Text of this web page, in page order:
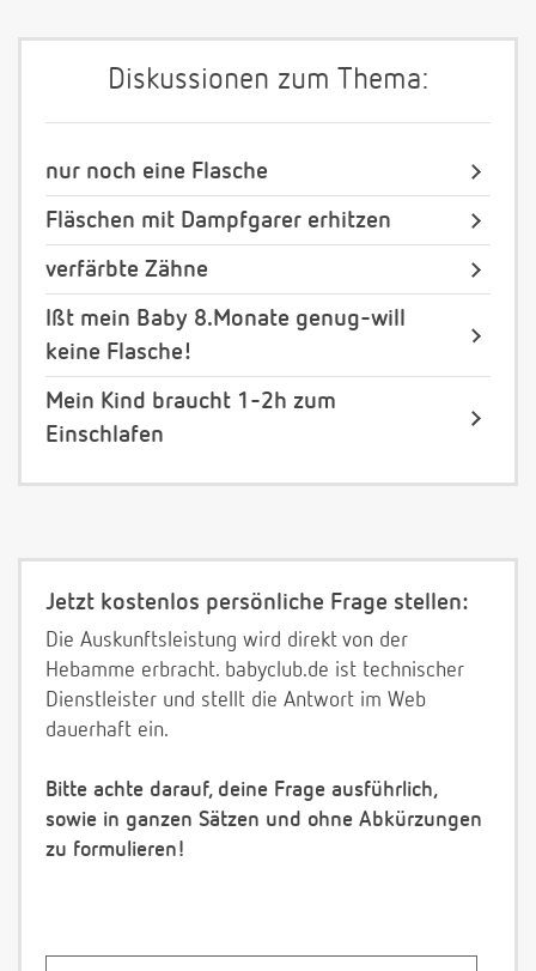
Diskussionen zum Thema:
nur noch eine Flasche
Fläschen mit Dampfgarer erhitzen
verfärbte Zähne
Ißt mein Baby 8.Monate genug-will
keine Flasche!
Mein Kind braucht 1-2h zum
Einschlafen
Jetzt kostenlos persönliche Frage stellen:
Die Auskunftsleistung wird direkt von der
Hebamme erbracht. babyclub.de ist technischer
Dienstleister und stellt die Antwort im Web
dauerhaft ein.
Bitte achte darauf, deine Frage ausführlich,
sowie in ganzen Sätzen und ohne Abkürzungen
zu formulieren!